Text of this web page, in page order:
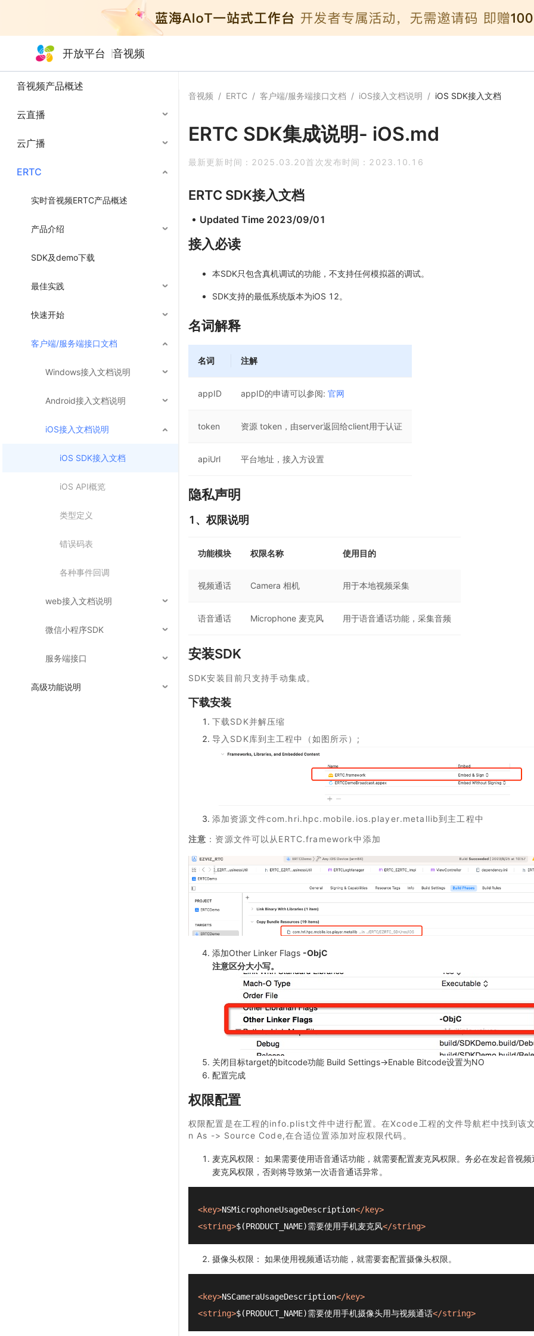
开放平台 音视频
音视频产品概述
云直播
云广播
ERTC
实时音视频ERTC产品概述
产品介绍
SDK及demo下载
最佳实践
快速开始
客户端/服务端接口文档
Windows接入文档说明
Android接入文档说明
iOS接入文档说明
iOS SDK接入文档
iOS API概览
类型定义
错误码表
各种事件回调
web接入文档说明
微信小程序SDK
服务端接口
高级功能说明
音视频 / ERTC / 客户端/服务端接口文档 / iOS接入文档说明 / iOS SDK接入文档
ERTC SDK集成说明- iOS.md
最新更新时间： 2025.03.20首次发布时间： 2023.10.16
ERTC SDK接入文档
Updated Time 2023/09/01
接入必读
本SDK只包含真机调试的功能，不支持任何模拟器的调试。
SDK支持的最低系统版本为iOS 12。
名词解释
名词 注解
appID appID的申请可以参阅: 官网
token 资源 token，由server返回给client用于认证
apiUrl 平台地址，接入方设置
隐私声明
1、权限说明
功能模块 权限名称 使用目的
视频通话 Camera 相机 用于本地视频采集
语音通话 Microphone 麦克风 用于语音通话功能，采集音频
安装SDK
SDK安装目前只支持手动集成。
下载安装
下载SDK并解压缩
导入SDK库到主工程中（如图所示）;
添加资源文件com.hri.hpc.mobile.ios.player.metallib到主工程中
注意 ：资源文件可以从ERTC.framework中添加
添加Other Linker Flags -ObjC
注意区分大小写。
关闭目标target的bitcode功能 Build Settings->Enable Bitcode设置为NO
配置完成
权限配置
权限配置是在工程的info.plist文件中进行配置。在Xcode工程的文件导航栏中找到该
n As -> Source Code,在合适位置添加对应权限代码。
麦克风权限： 如果需要使用语音通话功能，就需要配置麦克风权限。务必在发起音视
麦克风权限，否则将导致第一次语音通话异常。
<key>NSMicrophoneUsageDescription</key>
<string>$(PRODUCT_NAME)需要使用手机麦克风</string>
摄像头权限： 如果使用视频通话功能，就需要套配置摄像头权限。
<key>NSCameraUsageDescription</key>
<string>$(PRODUCT_NAME)需要使用手机摄像头用与视频通话</string>